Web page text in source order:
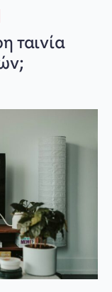
ταινία